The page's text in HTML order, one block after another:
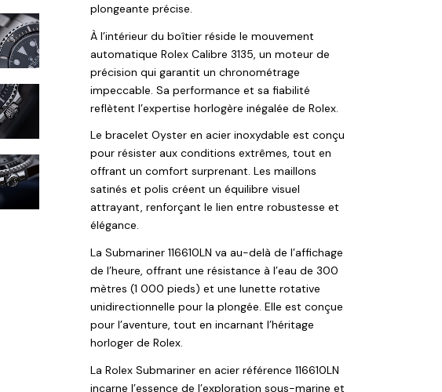
plongeante précise.
À l’intérieur du boîtier réside le mouvement
automatique Rolex Calibre 3135, un moteur de
précision qui garantit un chronométrage
impeccable. Sa performance et sa fiabilité
reflètent l’expertise horlogère inégalée de Rolex.
Le bracelet Oyster en acier inoxydable est conçu
pour résister aux conditions extrêmes, tout en
offrant un comfort surprenant. Les maillons
satinés et polis créent un équilibre visuel
attrayant, renforçant le lien entre robustesse et
élégance.
La Submariner 116610LN va au-delà de l’affichage
de l’heure, offrant une résistance à l’eau de 300
mètres (1 000 pieds) et une lunette rotative
unidirectionnelle pour la plongée. Elle est conçue
pour l’aventure, tout en incarnant l’héritage
horloger de Rolex.
La Rolex Submariner en acier référence 116610LN
incarne l’essence de l’exploration sous-marine et